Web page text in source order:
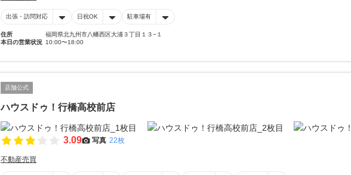
出張・訪問対応 日祝OK 駐車場有
住所
福岡県北九州市八幡西区大浦３丁目１３−１
本日の営業状況 10:00〜18:00
店舗公式
ハウスドゥ！行橋高校前店
3.09 写真 22枚
不動産売買